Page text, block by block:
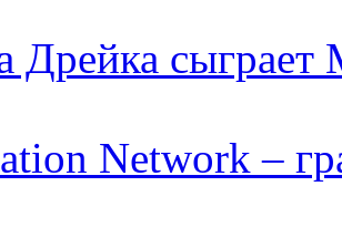
Дрейка сыграет
Network –